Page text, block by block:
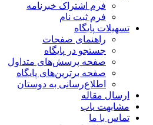
فرم اشتراک خبرنامه
فرم ثبت نام
تسهیلات پایگاه
راهنمای صفحات
جستجو در پایگاه
صفحه پرسش‌های متداول
صفحه برترین‌های پایگاه
اطلاع‌رسانی به دوستان
ارسال مقاله
مشابهت یاب
تماس با ما